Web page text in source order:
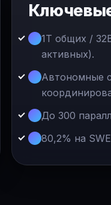
1T общих /
активных).
Автономные
До 300
80,2% на